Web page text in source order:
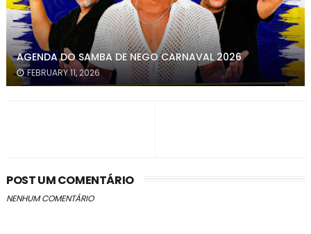
AGENDA DO SAMBA DE NEGO CARNAVAL 2026
FEBRUARY 11, 2026
POST UM COMENTÁRIO
NENHUM COMENTÁRIO